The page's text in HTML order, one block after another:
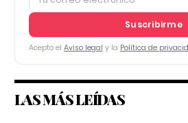
Suscribirme
Acepto el Aviso legal y la Política de
LAS MÁS LEÍDAS